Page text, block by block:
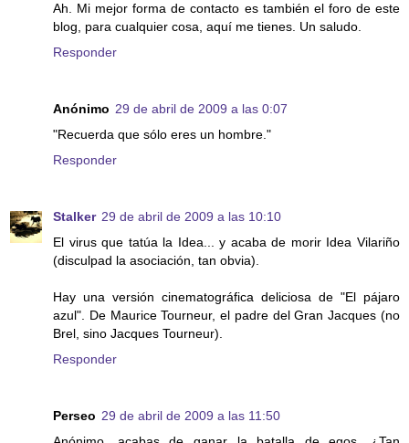
Ah. Mi mejor forma de contacto es también el foro de este
blog, para cualquier cosa, aquí me tienes. Un saludo.
Responder
Anónimo 29 de abril de 2009 a las 0:07
"Recuerda que sólo eres un hombre."
Responder
Stalker 29 de abril de 2009 a las 10:10
El virus que tatúa la Idea... y acaba de morir Idea Vilariño
(disculpad la asociación, tan obvia).
Hay una versión cinematográfica deliciosa de "El pájaro
azul". De Maurice Tourneur, el padre del Gran Jacques (no
Brel, sino Jacques Tourneur).
Responder
Perseo 29 de abril de 2009 a las 11:50